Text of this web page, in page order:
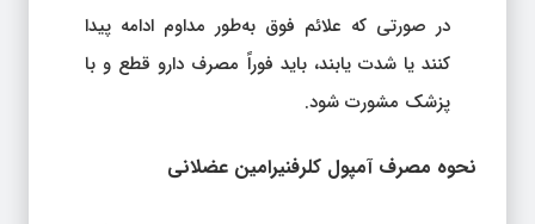
کنند یا شدت یابند، باید فوراً مصرف دارو قطع و با
پزشک مشورت شود.